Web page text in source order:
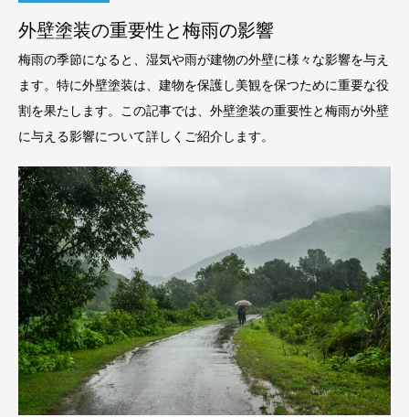
外壁塗装の重要性と梅雨の影響
梅雨の季節になると、湿気や雨が建物の外壁に様々な影響を与え
ます。特に外壁塗装は、建物を保護し美観を保つために重要な役
割を果たします。この記事では、外壁塗装の重要性と梅雨が外壁
に与える影響について詳しくご紹介します。